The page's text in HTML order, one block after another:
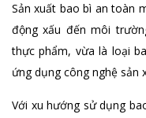
Sản xuất bao bì an toàn
động xấu đến môi
thực phẩm, vừa là loại
ứng dụng công nghệ sản
Với xu hướng sử dụng